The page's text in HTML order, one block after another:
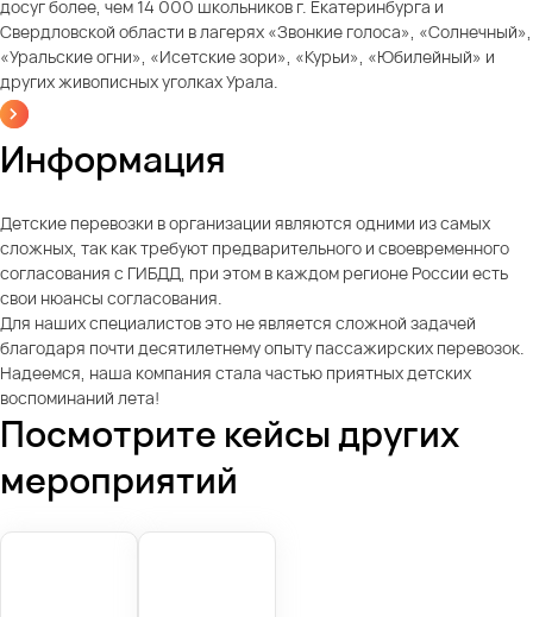
досуг более, чем 14 000 школьников г. Екатеринбурга и
Свердловской области в лагерях «Звонкие голоса», «Солнечный»,
«Уральские огни», «Исетские зори», «Курьи», «Юбилейный» и
других живописных уголках Урала.
Информация
Детские перевозки в организации являются одними из самых
сложных, так как требуют предварительного и своевременного
согласования с ГИБДД, при этом в каждом регионе России есть
свои нюансы согласования.
Для наших специалистов это не является сложной задачей
благодаря почти десятилетнему опыту пассажирских перевозок.
Надеемся, наша компания стала частью приятных детских
воспоминаний лета!
Посмотрите кейсы других
мероприятий